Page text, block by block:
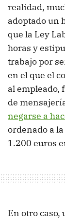
realidad,
adoptado un
que la Ley
horas y
trabajo por
en el que el
al empleado,
de
negarse a
ordenado a
1.200 euros
En otro caso,